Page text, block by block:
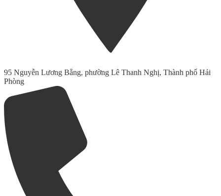
95 Nguyễn Lương Bằng, phường Lê Thanh Nghị, Thành phố Hải
Phòng